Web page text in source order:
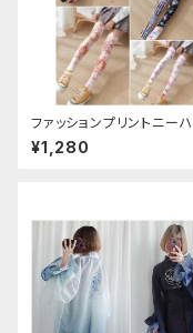
ファッションプリントニー
¥1,280